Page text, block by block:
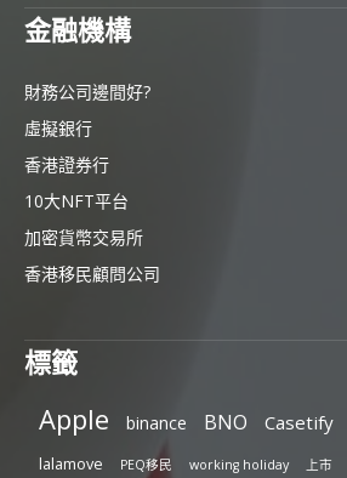
金融機構
財務公司邊間好?
虛擬銀行
香港證券行
10大NFT平台
加密貨幣交易所
香港移民顧問公司
標籤
Apple binance BNO Casetify
lalamove PEQ移民 working holiday 上市